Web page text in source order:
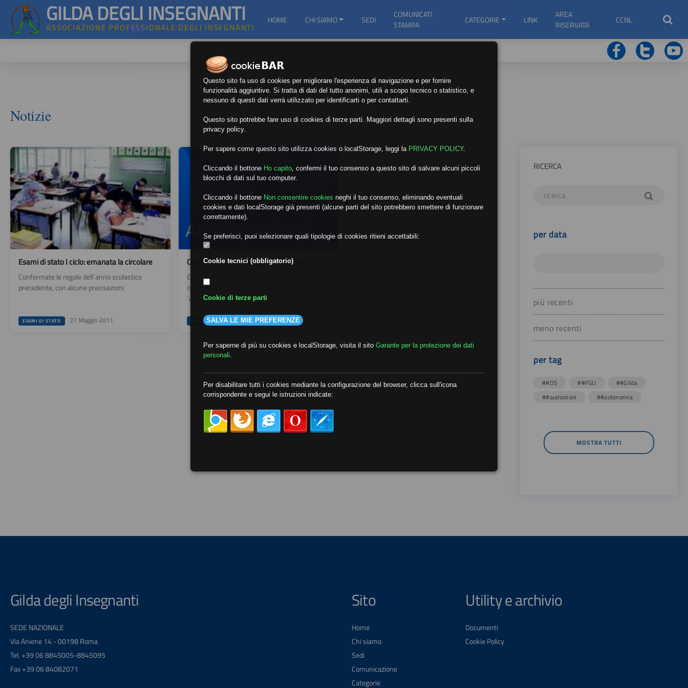
GILDA DEGLI INSEGNANTI
ASSOCIAZIONE PROFESSIONALE DEGLI INSEGNANTI
HOME CHI SIAMO SEDI
COMUNICATI
STAMPA
CATEGORIE LINK
AREA
RISERVATA
CCNL
Notizie
Esami di stato I ciclo: emanata la circolare
Confermate le regole dell´anno scolastico
precedente, con alcune precisazioni
ESAMI DI STATO 27 Maggio 2011
Circolare ministeriale 15 marzo 2007, n. 28
Esame di Stato conclusivo del primo ciclo di
istruzione nelle scuole statali e paritarie per l
´anno scolastico 2006-2007
ARCHIVIO 15 Marzo 2007
RICERCA
per data
più recenti
meno recenti
per tag
##DS ##FGU
##Gilda
##audoizioni
##autonomia
MOSTRA TUTTI
Gilda degli Insegnanti
SEDE NAZIONALE
Via Aniene 14 - 00198 Roma
Tel. +39 06 8845005-8845095
Fax +39 06 84082071
Sito
Home
Chi siamo
Sedi
Comunicazione
Categorie
Utility e archivio
Documenti
Cookie Policy
Questo sito fa uso di cookies per migliorare l'esperienza di navigazione e per fornire
funzionalità aggiuntive. Si tratta di dati del tutto anonimi, utili a scopo tecnico o statistico, e
nessuno di questi dati verrà utilizzato per identificarti o per contattarti.
Questo sito potrebbe fare uso di cookies di terze parti. Maggiori dettagli sono presenti sulla
privacy policy.
Per sapere come questo sito utilizza cookies o localStorage, leggi la PRIVACY POLICY.
Cliccando il bottone Ho capito, confermi il tuo consenso a questo sito di salvare alcuni piccoli
blocchi di dati sul tuo computer.
Cliccando il bottone Non consentire cookies neghi il tuo consenso, eliminando eventuali
cookies e dati localStorage già presenti (alcune parti del sito potrebbero smettere di funzionare
correttamente).
Se preferisci, puoi selezionare quali tipologie di cookies ritieni accettabili:
Cookie tecnici (obbligatorio)
Cookie di terze parti
SALVA LE MIE PREFERENZE
Per saperne di più su cookies e localStorage, visita il sito Garante per la protezione dei dati
personali.
Per disabilitare tutti i cookies mediante la configurazione del browser, clicca sull'icona
corrispondente e segui le istruzioni indicate: